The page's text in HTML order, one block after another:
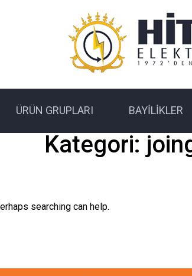
ÜRÜN GRUPLARI BAYILIKLER
Kategori:
searching can help.